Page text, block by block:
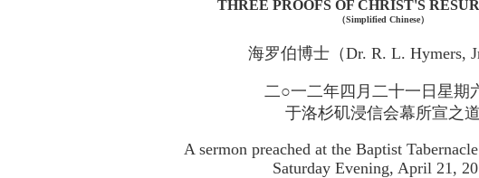
THREE PROOFS OF CHRIST'S
（Simplified Chinese）
海罗伯博士（Dr. R. L. Hymers,
二○一二年四月二十一日星期
于洛杉矶浸信会幕所宣之道
A sermon preached at the Baptist
Saturday Evening, April 21,